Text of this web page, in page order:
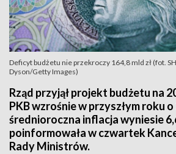
Deficyt budżetu nie przekroczy 164,8 mld zł (fot.
Dyson/Getty Images)
Rząd przyjął projekt budżetu na
PKB wzrośnie w przyszłym roku o
średnioroczna inflacja wyniesie
poinformowała w czwartek
Rady Ministrów.